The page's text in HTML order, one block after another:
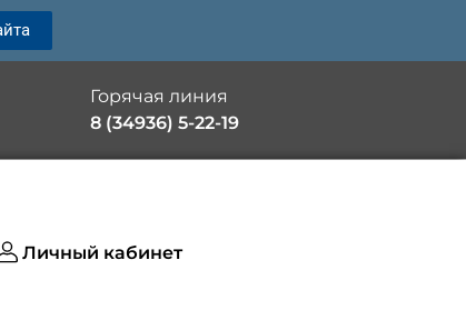
Горячая линия
8 (34936) 5-22-19
Личный кабинет